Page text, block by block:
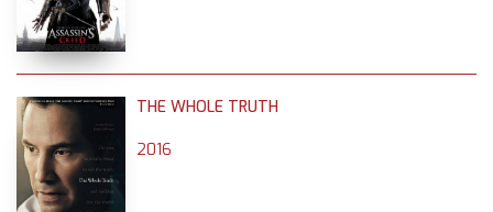
THE WHOLE TRUTH
2016